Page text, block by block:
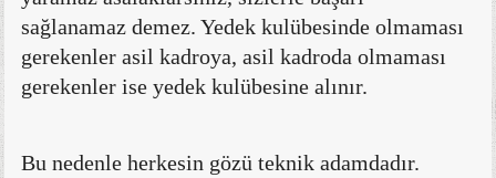
sağlanamaz demez. Yedek kulübesinde olmaması
gerekenler asil kadroya, asil kadroda olmaması
gerekenler ise yedek kulübesine alınır.
Bu nedenle herkesin gözü teknik adamdadır.